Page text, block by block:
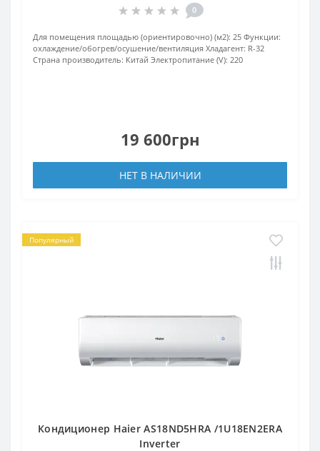
0
Для помещения площадью (ориентировочно) (м2): 25 Функции:
охлаждение/обогрев/осушение/вентиляция Хладагент: R-32
Страна производитель: Китай Электропитание (V): 220
19 600грн
НЕТ В НАЛИЧИИ
Популярный
Кондиционер Haier AS18ND5HRA /1U18EN2ERA
Inverter